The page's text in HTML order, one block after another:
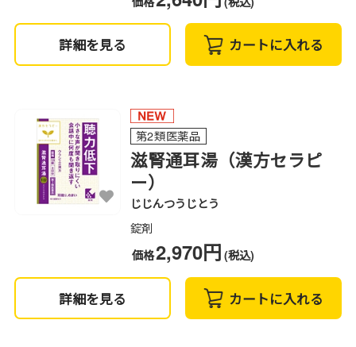
詳細を見る カートに入れる
第2類医薬品
滋腎通耳湯（漢方セラピ
ー）
じじんつうじとう
錠剤
価格2,970円 (税込)
詳細を見る カートに入れる